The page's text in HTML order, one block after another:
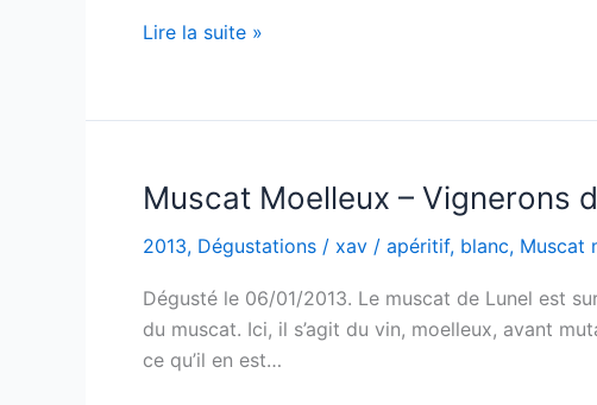
Crémant
Prestige
Domaine
Ginglinger
Lire la suite »
Muscat Moelleux – Vignerons
2013, Dégustations / xav / apéritif, blanc, Muscat
Dégusté le 06/01/2013. Le muscat de Lunel est
du muscat. Ici, il s’agit du vin, moelleux, avant
ce qu’il en est…